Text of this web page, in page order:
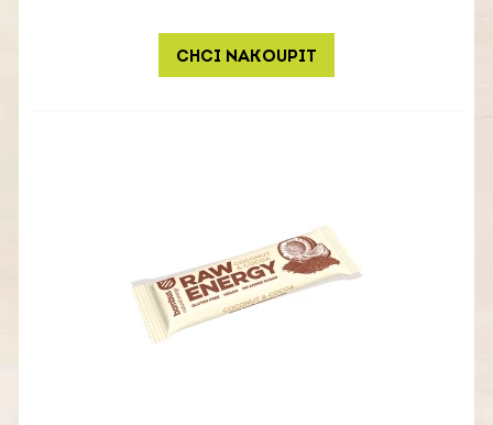
CHCI NAKOUPIT